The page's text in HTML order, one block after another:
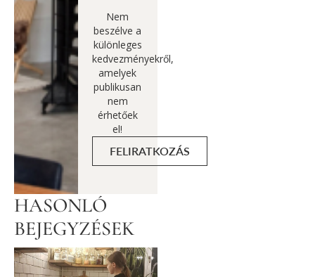
Nem
beszélve a
különleges
kedvezményekről,
amelyek
publikusan
nem
érhetőek
el!
FELIRATKOZÁS
HASONLÓ
BEJEGYZÉSEK